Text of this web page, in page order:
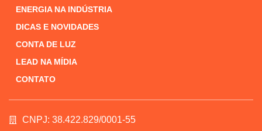
ENERGIA NA INDÚSTRIA
DICAS E NOVIDADES
CONTA DE LUZ
LEAD NA MÍDIA
CONTATO
CNPJ: 38.422.829/0001-55